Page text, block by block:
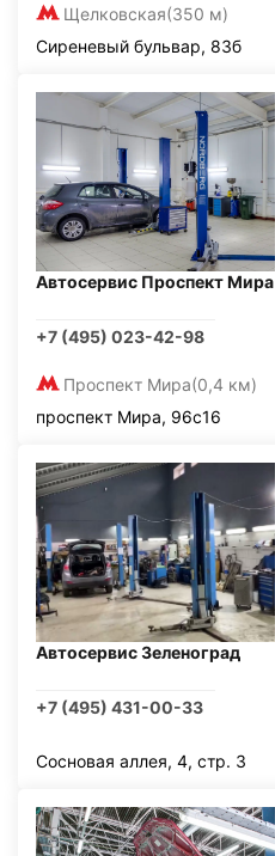
Щелковская(350 м)
Сиреневый бульвар, 83б
Автосервис Проспект Мира
+7 (495) 023-42-98
Проспект Мира(0,4 км)
проспект Мира, 96с16
Автосервис Зеленоград
+7 (495) 431-00-33
Сосновая аллея, 4, стр. 3